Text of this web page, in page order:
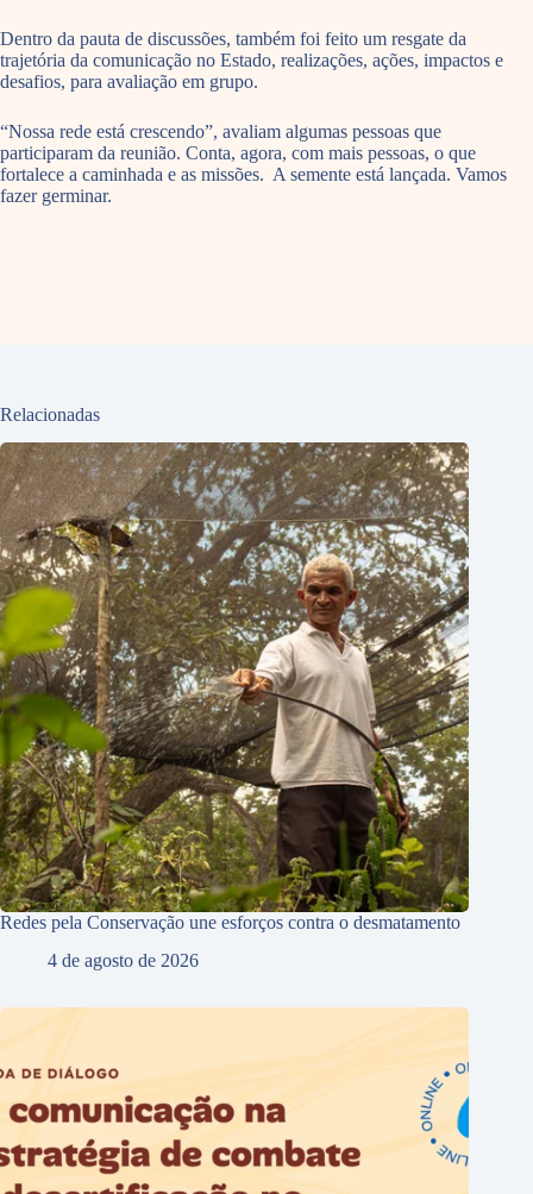
Dentro da pauta de discussões, também foi feito um resgate da
trajetória da comunicação no Estado, realizações, ações, impactos e
desafios, para avaliação em grupo.
“Nossa rede está crescendo”, avaliam algumas pessoas que
participaram da reunião. Conta, agora, com mais pessoas, o que
fortalece a caminhada e as missões. A semente está lançada. Vamos
fazer germinar.
Relacionadas
Redes pela Conservação une esforços contra o desmatamento
4 de agosto de 2026